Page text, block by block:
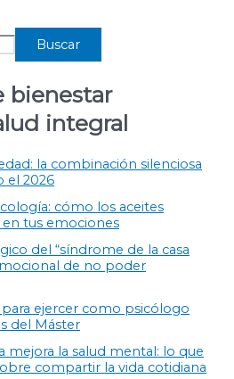
Buscar
bienestar
integral
la combinación silenciosa
el 2026
cómo los aceites
en tus emociones
del “síndrome de la casa
de no poder
para ejercer como psicólogo
del Máster
mejora la salud mental: lo que
compartir la vida cotidiana